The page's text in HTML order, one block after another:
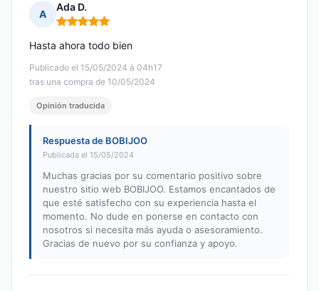
A
Ada D.
Nota: 5 de 5
Publicado el 15/05/2024 à 04h17
tras una compra de 10/05/2024
Hasta ahora todo bien
Opinión traducida
Respuesta de BOBIJOO
Publicada el 15/05/2024
Muchas gracias por su comentario positivo sobre
nuestro sitio web BOBIJOO. Estamos encantados de
que esté satisfecho con su experiencia hasta el
momento. No dude en ponerse en contacto con
nosotros si necesita más ayuda o asesoramiento.
Gracias de nuevo por su confianza y apoyo.